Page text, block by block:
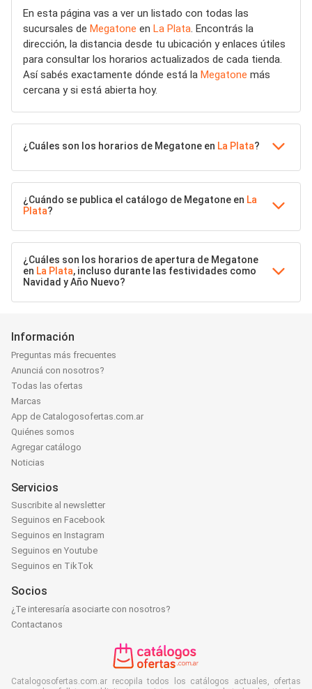
En esta página vas a ver un listado con todas las
sucursales de Megatone en La Plata. Encontrás la
dirección, la distancia desde tu ubicación y enlaces útiles
para consultar los horarios actualizados de cada tienda.
Así sabés exactamente dónde está la Megatone más
cercana y si está abierta hoy.
¿Cuáles son los horarios de Megatone en La Plata?
¿Cuándo se publica el catálogo de Megatone en La
Plata?
¿Cuáles son los horarios de apertura de Megatone
en La Plata, incluso durante las festividades como
Navidad y Año Nuevo?
Información
Preguntas más frecuentes
Anunciá con nosotros?
Todas las ofertas
Marcas
App de Catalogosofertas.com.ar
Quiénes somos
Agregar catálogo
Noticias
Servicios
Suscribite al newsletter
Seguinos en Facebook
Seguinos en Instagram
Seguinos en Youtube
Seguinos en TikTok
Socios
¿Te interesaría asociarte con nosotros?
Contactanos
Catalogosofertas.com.ar recopila todos los catálogos actuales, ofertas